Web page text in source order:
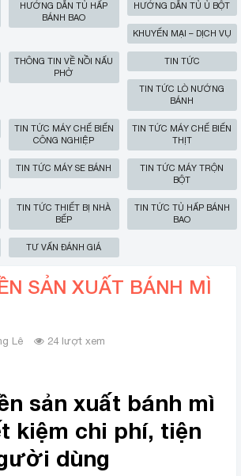
HƯỚNG DẪN TỦ HẤP
BÁNH BAO
HƯỚNG DẪN TỦ Ủ BỘT
KHUYẾN MẠI – DỊCH VỤ
THÔNG TIN VỀ NỒI NẤU
PHỞ
TIN TỨC
TIN TỨC LÒ NƯỚNG
BÁNH
TIN TỨC MÁY CHẾ BIẾN
CÔNG NGHIỆP
TIN TỨC MÁY CHẾ BIẾN
THỊT
TIN TỨC MÁY SE BÁNH
TIN TỨC MÁY TRỘN
BỘT
TIN TỨC THIẾT BỊ NHÀ
BẾP
TIN TỨC TỦ HẤP BÁNH
BAO
TƯ VẤN ĐÁNH GIÁ
SẢN XUẤT BÁNH MÌ
Lê 24 lượt xem
sản xuất bánh mì
kiệm chi phí, tiện
dùng